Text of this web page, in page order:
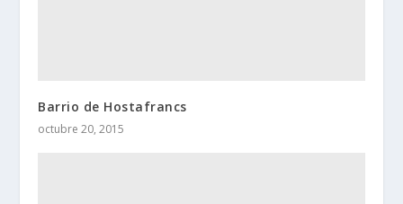
Barrio de Hostafrancs
octubre 20, 2015